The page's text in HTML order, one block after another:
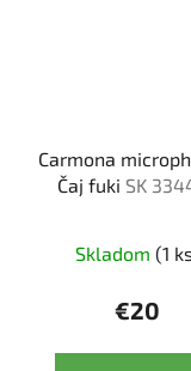
Carmona
Čaj fuki SK
Skladom (1
€20